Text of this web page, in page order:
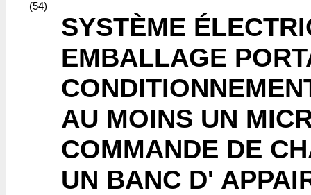
(54)
SYSTÈME
EMBALLAGE
AU MOINS UN
COMMANDE DE
UN BANC D'